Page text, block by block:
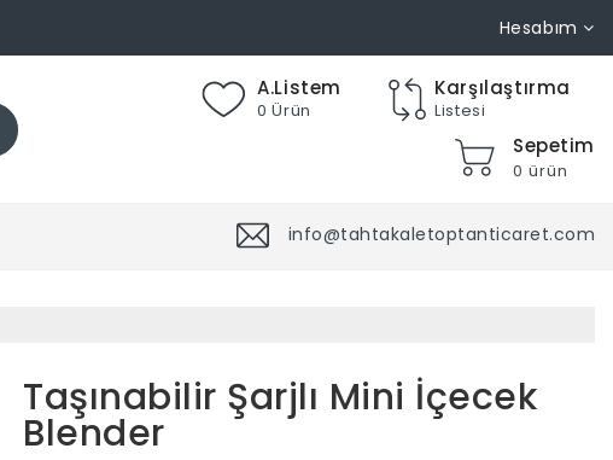
Hesabım
A.Listem
0 Ürün
Karşılaştırma
Listesi
Sepetim
0 ürün
info@tahtakaletoptanticaret.com
Taşınabilir Şarjlı Mini İçecek
Blender